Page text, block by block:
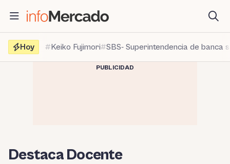
contenido
Hoy
Keiko Fujimori SBS- Superintendencia de banca
PUBLICIDAD
Destaca Docente